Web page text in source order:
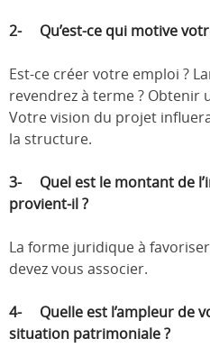
2- Qu’est-ce qui motive
Est-ce créer votre emploi ?
revendrez à terme ? Obtenir
Votre vision du projet
la structure.
3- Quel est le montant de
provient-il ?
La forme juridique à
devez vous associer.
4- Quelle est l’ampleur de
situation patrimoniale ?